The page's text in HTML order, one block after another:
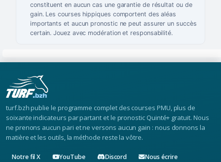
constituent en aucun cas une garantie de résultat ou de
gain. Les courses hippiques comportent des aléas
importants et aucun pronostic ne peut assurer un succès
certain. Jouez avec modération et responsabilité.
turf.bzh publie le programme complet des courses PMU, plus de
soixante indicateurs par partant et le pronostic Quinté+ gratuit. Nous
ne prenons aucun pari et ne versons aucun gain : nous donnons la
matière et les outils, la méthode reste la vôtre.
Notre fil X YouTube Discord Nous écrire